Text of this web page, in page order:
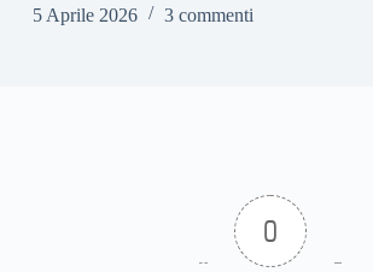
5 Aprile 2026
3 commenti
0